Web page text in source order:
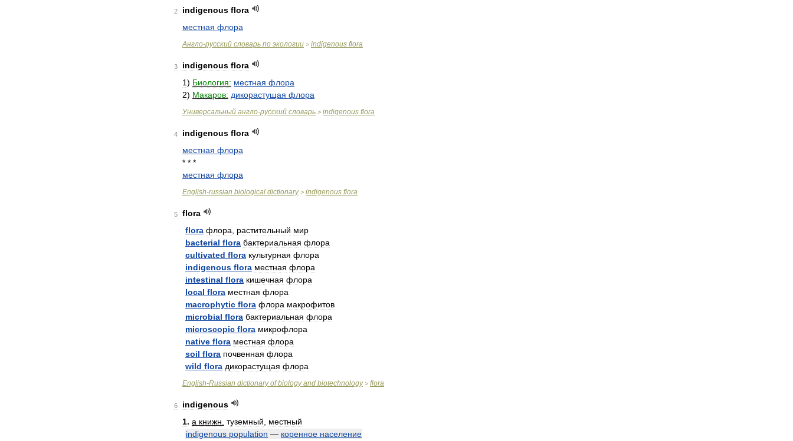
2 indigenous flora
местная флора
Англо-русский словарь по экологии > indigenous flora
3 indigenous flora
1) Биология: местная флора
2) Макаров: дикорастущая флора
Универсальный англо-русский словарь > indigenous flora
4 indigenous flora
местная флора
* * *
местная флора
English-russian biological dictionary> indigenous flora
5
flora
flora флора растительный мир
bacterial flora бактериальная флора
cultivated flora культурная флора
indigenous flora местная флора
intestinal flora кишечная флора
local flora местная флора
macrophytic flora флора макрофитов
microbial flora бактериальная флора
microscopic flora микрофлора
native flora местная флора
soil flora почвенная флора
wild flora дикорастущая флора
English-Russian dictionary of biology and biotechnology> flora
6
indigenous
1. a книжн туземный
местный
indigenous population — коренное население